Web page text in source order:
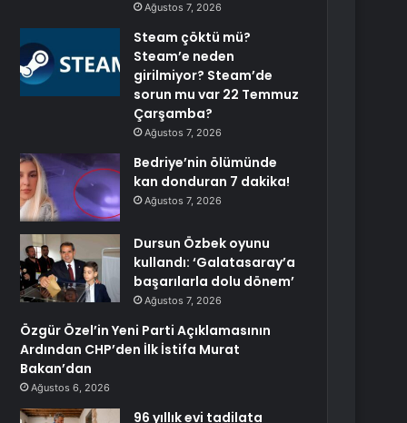
Ağustos 7, 2026
Steam çöktü mü?
Steam’e neden
girilmiyor? Steam’de
sorun mu var 22 Temmuz
Çarşamba?
Ağustos 7, 2026
Bedriye’nin ölümünde
kan donduran 7 dakika!
Ağustos 7, 2026
Dursun Özbek oyunu
kullandı: ‘Galatasaray’a
başarılarla dolu dönem’
Ağustos 7, 2026
Özgür Özel’in Yeni Parti Açıklamasının
Ardından CHP’den İlk İstifa Murat
Bakan’dan
Ağustos 6, 2026
96 yıllık evi tadilata